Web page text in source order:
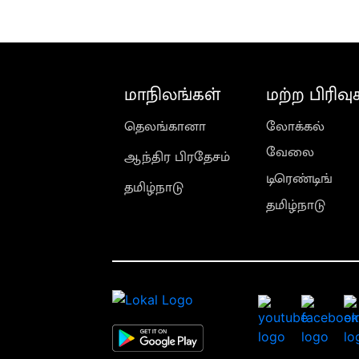
மாநிலங்கள்
தெலங்கானா
ஆந்திர பிரதேசம்
தமிழ்நாடு
மற்ற
லோக்கல்
வேலை
டிரெண்டிங்
தமிழ்நாடு